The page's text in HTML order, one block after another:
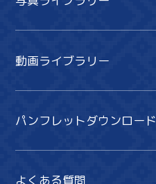
動画ライブラリー
パンフレットダウンロード
よくある質問